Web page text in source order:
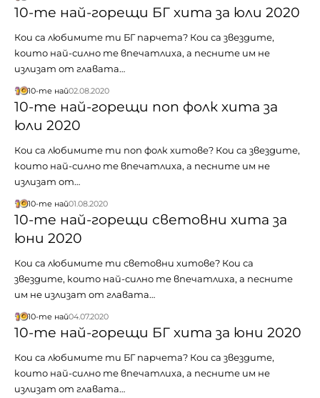
10-те най-горещи БГ хита за юли 2020
Кои са любимите ти БГ парчета? Кои са звездите,
които най-силно те впечатлиха, а песните им не
излизат от главата…
10-те най02.08.2020
10-те най-горещи поп фолк хита за
юли 2020
Кои са любимите ти поп фолк хитове? Кои са звездите,
които най-силно те впечатлиха, а песните им не
излизат от…
10-те най01.08.2020
10-те най-горещи световни хита за
юни 2020
Кои са любимите ти световни хитове? Кои са
звездите, които най-силно те впечатлиха, а песните
им не излизат от главата…
10-те най04.07.2020
10-те най-горещи БГ хита за юни 2020
Кои са любимите ти БГ парчета? Кои са звездите,
които най-силно те впечатлиха, а песните им не
излизат от главата…